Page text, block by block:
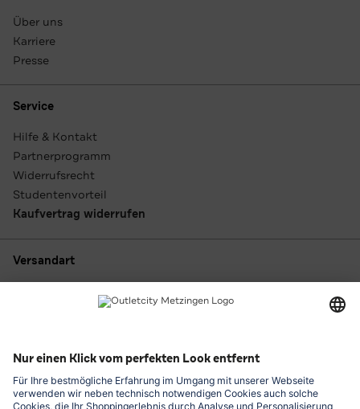
Über uns
Karriere
Presse
Service
Hilfe & Kontakt
Partnerprogramm
Widerrufsrecht
Studentenvorteil
Kaufvertrag widerrufen
Versandart